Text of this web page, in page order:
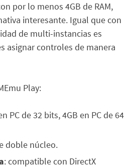
por lo menos 4GB de RAM,
interesante. Igual que con
de multi-instancias es
asignar controles de manera
Play:
PC de 32 bits, 4GB en PC de 64
doble núcleo.
: compatible con DirectX